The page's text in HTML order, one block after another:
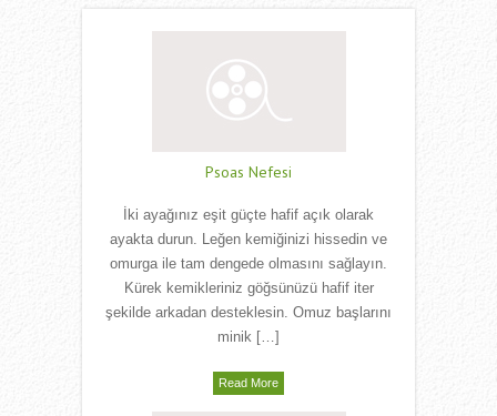
Psoas Nefesi
İki ayağınız eşit güçte hafif açık olarak
ayakta durun. Leğen kemiğinizi hissedin ve
omurga ile tam dengede olmasını sağlayın.
Kürek kemikleriniz göğsünüzü hafif iter
şekilde arkadan desteklesin. Omuz başlarını
minik […]
Read More